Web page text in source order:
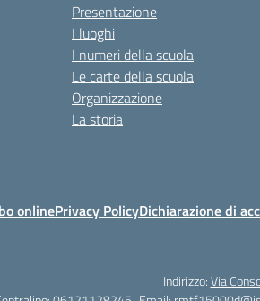
Presentazione
I luoghi
I numeri della scuola
Le carte della scuola
Organizzazione
La storia
onlinePrivacy PolicyDichiarazione di
Indirizzo:Via